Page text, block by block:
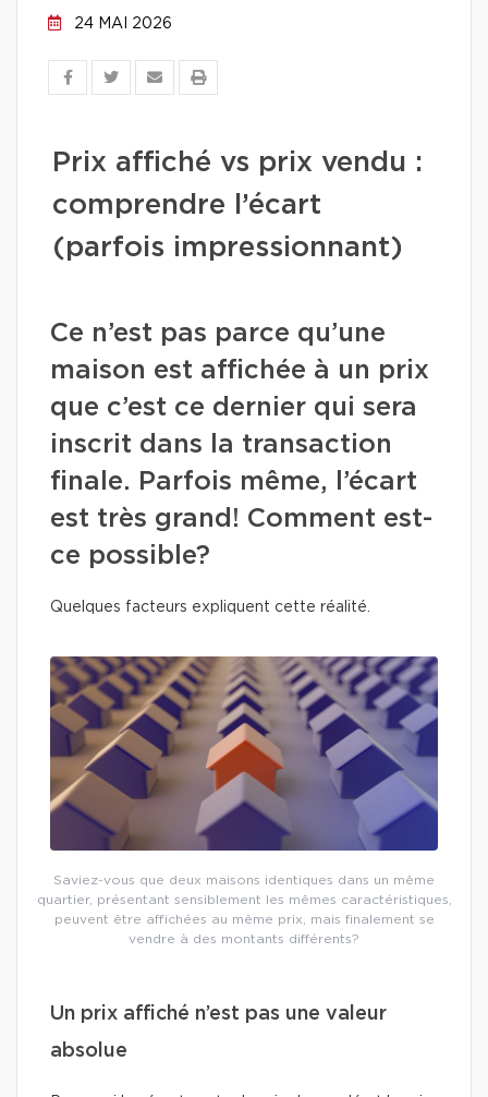
24 MAI 2026
Prix affiché vs prix vendu :
comprendre l’écart
(parfois impressionnant)
Ce n’est pas parce qu’une
maison est affichée à un prix
que c’est ce dernier qui sera
inscrit dans la transaction
finale. Parfois même, l’écart
est très grand! Comment est-
ce possible?
Quelques facteurs expliquent cette réalité.
Saviez-vous que deux maisons identiques dans un même
quartier, présentant sensiblement les mêmes caractéristiques,
peuvent être affichées au même prix, mais finalement se
vendre à des montants différents?
Un prix affiché n’est pas une valeur
absolue